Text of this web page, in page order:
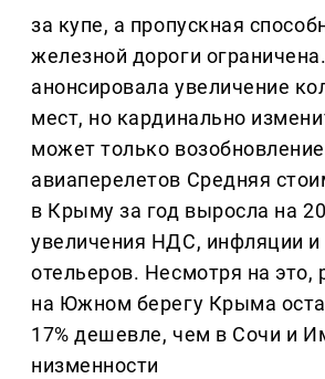
за купе, а пропускная
железной дороги
анонсировала увеличение
мест, но кардинально
может только возобновление
авиаперелетов Средняя
в Крыму за год выросла на
увеличения НДС, инфляции и
отельеров. Несмотря на это,
на Южном берегу Крыма
17% дешевле, чем в Сочи и
низменности